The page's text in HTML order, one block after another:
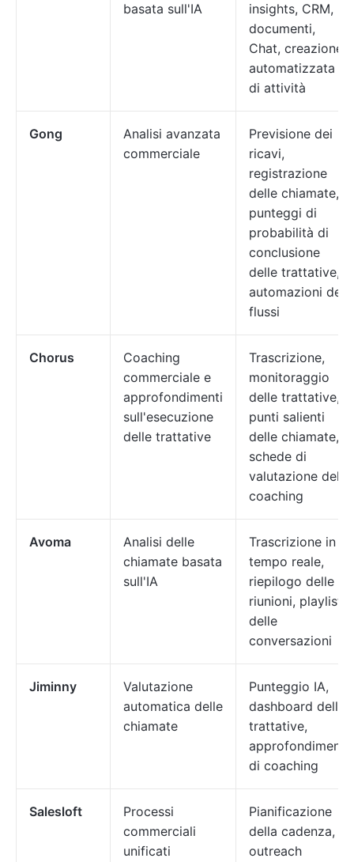
basata sull'IA
insights, CRM,
documenti,
Chat, creazione
automatizzata
di attività
Gong
Analisi avanzata
commerciale
Previsione dei
ricavi,
registrazione
delle chiamate,
punteggi di
probabilità di
conclusione
delle trattative,
automazioni dei
flussi
Chorus
Coaching
commerciale e
approfondimenti
sull'esecuzione
delle trattative
Trascrizione,
monitoraggio
delle trattative,
punti salienti
delle chiamate,
schede di
valutazione del
coaching
Avoma
Analisi delle
chiamate basata
sull'IA
Trascrizione in
tempo reale,
riepilogo delle
riunioni, playlist
delle
conversazioni
Jiminny
Valutazione
automatica delle
chiamate
Punteggio IA,
dashboard delle
trattative,
approfondimenti
di coaching
Salesloft
Processi
commerciali
unificati
Pianificazione
della cadenza,
outreach